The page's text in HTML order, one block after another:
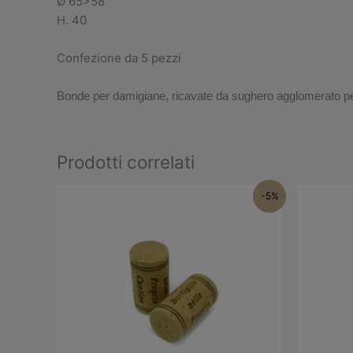
H. 40
Confezione da 5 pezzi
Bonde per damigiane, ricavate da sughero agglomerato
Prodotti correlati
-5%
€20.00.€18.95.